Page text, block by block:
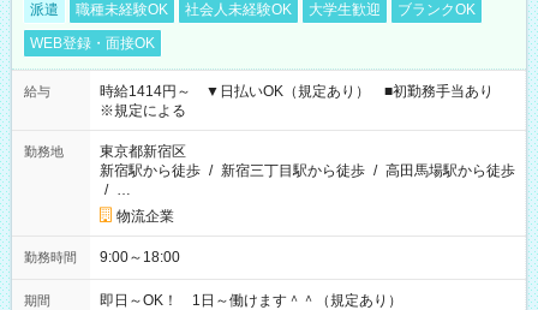
派遣 職種未経験OK 社会人未経験OK 大学生歓迎
ブランクOK
WEB登録・面接OK
給与
時給1414円～ ▼日払いOK（規定あり） ■初勤務手当あり
※規定による
勤務地
東京都新宿区
新宿駅から徒歩 / 新宿三丁目駅から徒歩 / 高田馬場駅から徒歩
/ …
物流企業
勤務時間 9:00～18:00
期間 即日～OK！ 1日～働けます＾＾（規定あり）